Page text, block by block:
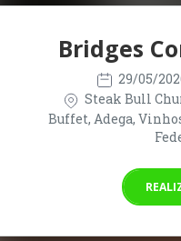
Bridges
29/05/
Steak Bull
Buffet, Adega,